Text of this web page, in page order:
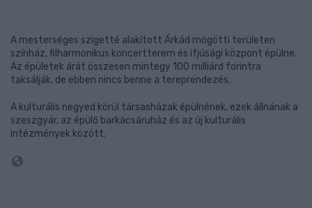
A mesterséges szigetté alakított Árkád mögötti területen
színház, filharmonikus koncertterem és ifjúsági központ épülne.
Az épületek árát összesen mintegy 100 milliárd forintra
taksálják, de ebben nincs benne a tereprendezés.
A kulturális negyed körül társasházak épülnének, ezek állnának a
szeszgyár, az épülő barkácsáruház és az új kulturális
intézmények között.